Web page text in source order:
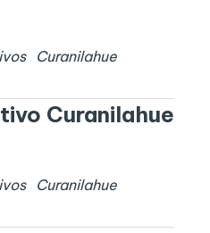
Curanilahue
Curanilahue
Curanilahue